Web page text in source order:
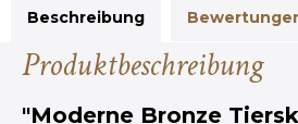
Beschreibung
Produktbeschreibung
"Moderne Bronze